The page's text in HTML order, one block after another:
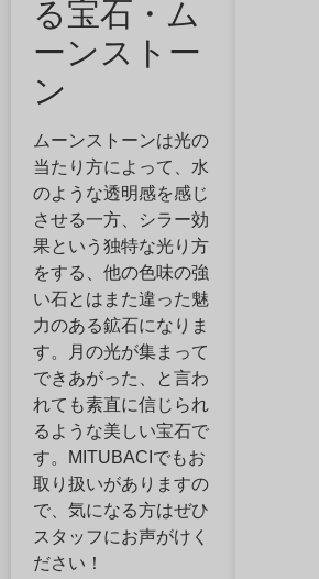
る宝石・ム
ーンストー
ン
ムーンストーンは光の
当たり方によって、水
のような透明感を感じ
させる一方、シラー効
果という独特な光り方
をする、他の色味の強
い石とはまた違った魅
力のある鉱石になりま
す。月の光が集まって
できあがった、と言わ
れても素直に信じられ
るような美しい宝石で
す。MITUBACIでもお
取り扱いがありますの
で、気になる方はぜひ
スタッフにお声がけく
ださい！